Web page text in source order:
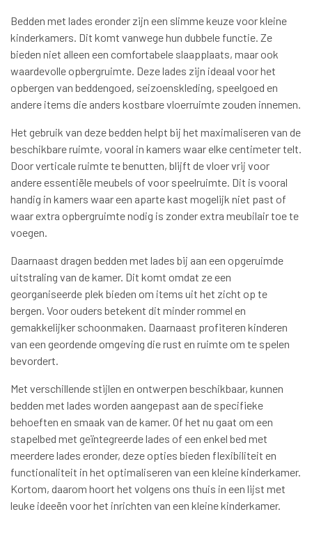
Bedden met lades eronder zijn een slimme keuze voor kleine
kinderkamers. Dit komt vanwege hun dubbele functie. Ze
bieden niet alleen een comfortabele slaapplaats, maar ook
waardevolle opbergruimte. Deze lades zijn ideaal voor het
opbergen van beddengoed, seizoenskleding, speelgoed en
andere items die anders kostbare vloerruimte zouden innemen.
Het gebruik van deze bedden helpt bij het maximaliseren van de
beschikbare ruimte, vooral in kamers waar elke centimeter telt.
Door verticale ruimte te benutten, blijft de vloer vrij voor
andere essentiële meubels of voor speelruimte. Dit is vooral
handig in kamers waar een aparte kast mogelijk niet past of
waar extra opbergruimte nodig is zonder extra meubilair toe te
voegen.
Daarnaast dragen bedden met lades bij aan een opgeruimde
uitstraling van de kamer. Dit komt omdat ze een
georganiseerde plek bieden om items uit het zicht op te
bergen. Voor ouders betekent dit minder rommel en
gemakkelijker schoonmaken. Daarnaast profiteren kinderen
van een geordende omgeving die rust en ruimte om te spelen
bevordert.
Met verschillende stijlen en ontwerpen beschikbaar, kunnen
bedden met lades worden aangepast aan de specifieke
behoeften en smaak van de kamer. Of het nu gaat om een
stapelbed met geïntegreerde lades of een enkel bed met
meerdere lades eronder, deze opties bieden flexibiliteit en
functionaliteit in het optimaliseren van een kleine kinderkamer.
Kortom, daarom hoort het volgens ons thuis in een lijst met
leuke ideeën voor het inrichten van een kleine kinderkamer.